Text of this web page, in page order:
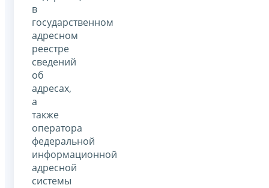
в
государственном
адресном
реестре
сведений
об
адресах,
а
также
оператора
федеральной
информационной
адресной
системы